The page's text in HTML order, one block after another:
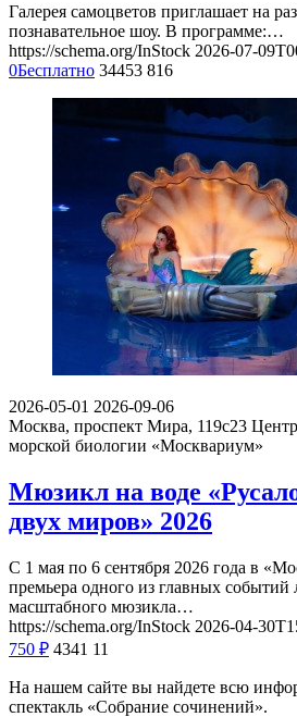
Галерея самоцветов приглашает на
познавательное шоу. В программе:…
https://schema.org/InStock 2026-07-
0Бесплатно 34453 816
2026-05-01 2026-09-06
Москва, проспект Мира, 119с23
морской биологии «Москвариум»
Мюзикл на воде
двух миров» 2026
С 1 мая по 6 сентября 2026 года в
премьера одного из главных событий
масштабного мюзикла…
https://schema.org/InStock 2026-04-
750 ₽ 4341 11
На нашем сайте вы найдете всю
спектакль «Собрание сочинений».